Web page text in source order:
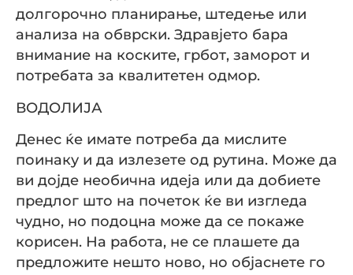
долгорочно планирање, штедење или
анализа на обврски. Здравјето бара
внимание на коските, грбот, заморот и
потребата за квалитетен одмор.
ВОДОЛИЈА
Денес ќе имате потреба да мислите
поинаку и да излезете од рутина. Може да
ви дојде необична идеја или да добиете
предлог што на почеток ќе ви изгледа
чудно, но подоцна може да се покаже
корисен. На работа, не се плашете да
предложите нешто ново, но објаснете го